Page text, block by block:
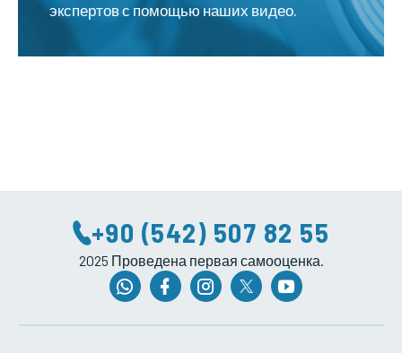
экспертов с помощью наших видео.
+90 (542) 507 82 55
2025 Проведена первая самооценка.